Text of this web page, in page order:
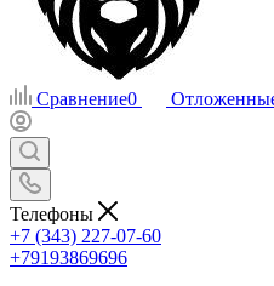
Сравнение0
Телефоны
+7 (343) 227-07-60
+79193869696